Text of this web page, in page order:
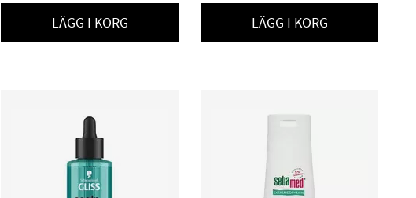
LÄGG I KORG LÄGG I KORG